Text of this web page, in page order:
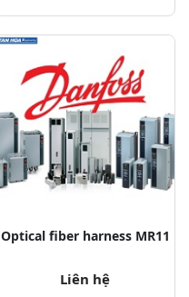
Optical fiber harness MR11
Liên hệ